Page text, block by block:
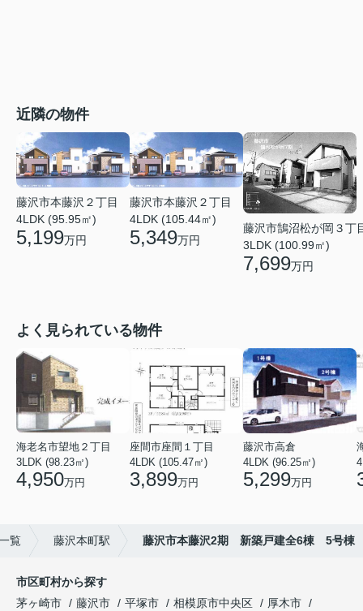
近隣の物件
藤沢市本藤沢２丁目
4LDK (95.95㎡)
5,199万円
藤沢市本藤沢２丁目
4LDK (105.44㎡)
5,349万円
藤沢市鵠沼松が岡３丁
3LDK (100.99㎡)
7,699万円
よく見られている物件
海老名市望地２丁目
3LDK (98.23㎡)
4,950万円
座間市座間１丁目
4LDK (105.47㎡)
3,899万円
藤沢市高倉
4LDK (96.25㎡)
5,299万円
覧 藤沢本町駅 藤沢市本藤沢2期 新築戸建全6棟 5号棟
市区町村から探す
茅ヶ崎市
藤沢市 平塚市 相模原市中央区
厚木市